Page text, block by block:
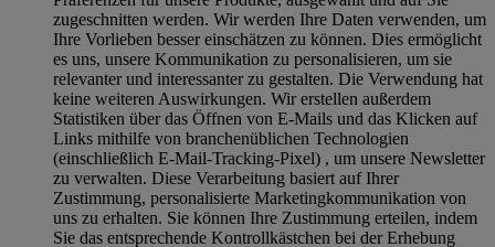
zugeschnitten werden. Wir werden Ihre Daten verwenden, um
Ihre Vorlieben besser einschätzen zu können. Dies ermöglicht
es uns, unsere Kommunikation zu personalisieren, um sie
relevanter und interessanter zu gestalten. Die Verwendung hat
keine weiteren Auswirkungen. Wir erstellen außerdem
Statistiken über das Öffnen von E-Mails und das Klicken auf
Links mithilfe von branchenüblichen Technologien
(einschließlich E-Mail-Tracking-Pixel) , um unsere Newsletter
zu verwalten. Diese Verarbeitung basiert auf Ihrer
Zustimmung, personalisierte Marketingkommunikation von
uns zu erhalten. Sie können Ihre Zustimmung erteilen, indem
Sie das entsprechende Kontrollkästchen bei der Erhebung